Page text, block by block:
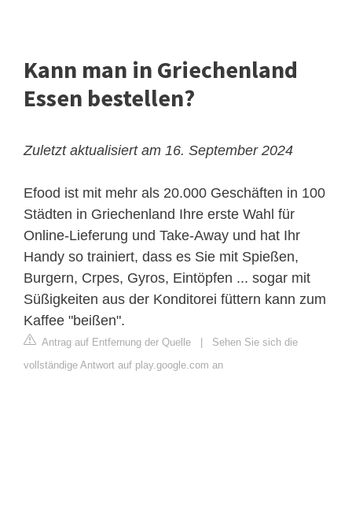
Kann man in Griechenland
Essen bestellen?
Zuletzt aktualisiert am 16. September 2024
Efood ist mit mehr als 20.000 Geschäften in 100
Städten in Griechenland Ihre erste Wahl für
Online-Lieferung und Take-Away und hat Ihr
Handy so trainiert, dass es Sie mit Spießen,
Burgern, Crpes, Gyros, Eintöpfen ... sogar mit
Süßigkeiten aus der Konditorei füttern kann zum
Kaffee "beißen".
Antrag auf Entfernung der Quelle
Sehen Sie sich die
vollständige Antwort auf play.google.com an